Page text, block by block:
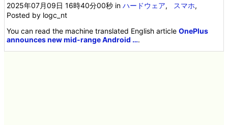
2025年07月09日 16時40分00秒 inハードウェア, スマホ,
Posted by logc_nt
You can read the machine translated English articleOnePlus
announces new mid-range Android ….